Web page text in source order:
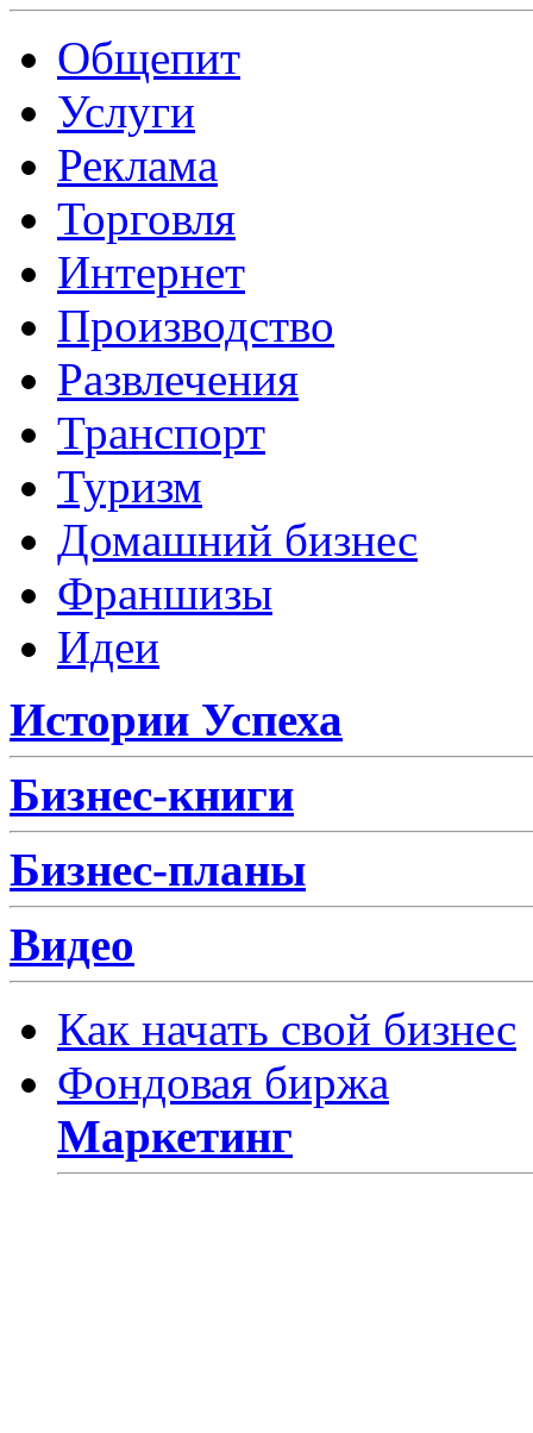
Общепит
Услуги
Реклама
Торговля
Интернет
Производство
Развлечения
Транспорт
Туризм
Домашний бизнес
Франшизы
Идеи
Истории Успеха
Бизнес-книги
Бизнес-планы
Видео
Как начать свой бизнес
Фондовая биржа
Маркетинг